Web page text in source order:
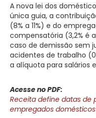
A nova lei dos
única guia, a
(8% a 11%) e do
compensatória (3,2% é
caso de demissão sem
acidentes de trabalho
a alíquota para salários
Acesse no PDF:
Receita define datas de
empregados domésticos